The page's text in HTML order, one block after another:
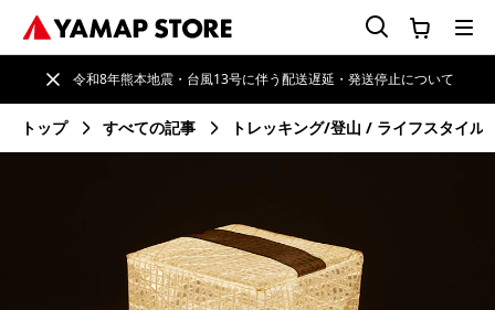
令和8年熊本地震・台風13号に伴う配送遅延・発送停止について
トップ すべての記事 トレッキング/登山 ライフスタイル